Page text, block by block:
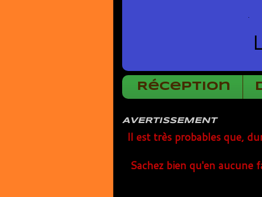
Réception
AVERTISSEMENT
Il est très probables que,
Sachez bien qu'en aucune